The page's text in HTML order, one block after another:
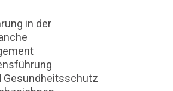
in der
Gesundheitsschutz